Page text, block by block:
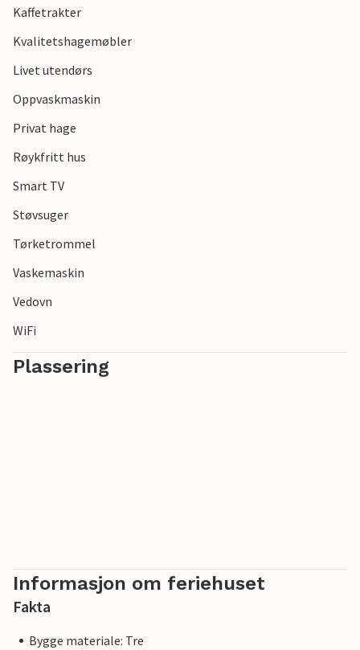
Kaffetrakter
Kvalitetshagemøbler
Livet utendørs
Oppvaskmaskin
Privat hage
Røykfritt hus
Smart TV
Støvsuger
Tørketrommel
Vaskemaskin
Vedovn
WiFi
Plassering
Informasjon om feriehuset
Fakta
Bygge materiale: Tre